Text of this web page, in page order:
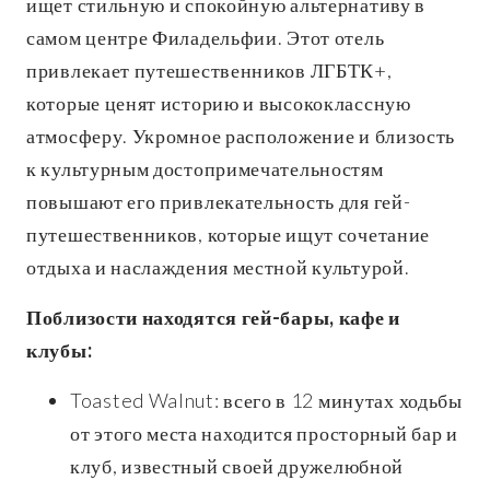
самом центре Филадельфии. Этот отель
привлекает путешественников ЛГБТК+,
которые ценят историю и высококлассную
атмосферу. Укромное расположение и близость
к культурным достопримечательностям
повышают его привлекательность для гей-
путешественников, которые ищут сочетание
отдыха и наслаждения местной культурой.
Поблизости находятся гей-бары, кафе и
клубы:
Toasted Walnut: всего в 12 минутах ходьбы
от этого места находится просторный бар и
клуб, известный своей дружелюбной